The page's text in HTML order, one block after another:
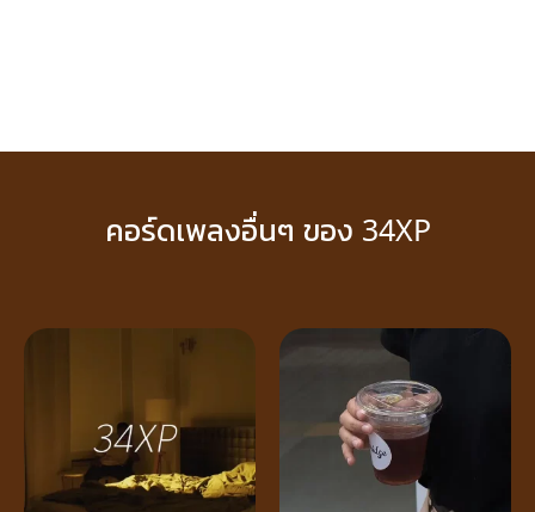
คอร์ดเพลงอื่นๆ ของ 34XP